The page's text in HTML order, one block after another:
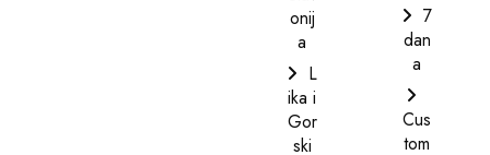
onij
a
L
ika i
Gor
ski
7
dan
a
Cus
tom